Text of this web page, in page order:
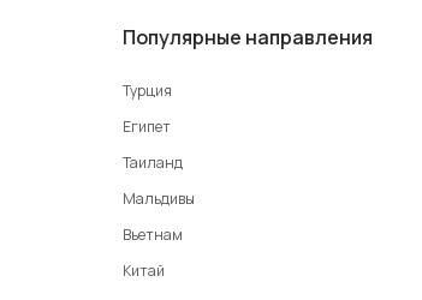
Популярные направления
Турция
Египет
Таиланд
Мальдивы
Вьетнам
Китай